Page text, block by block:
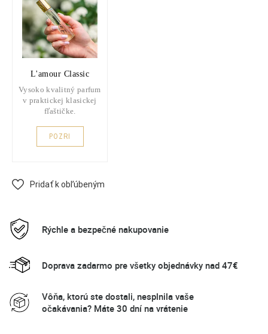
L'amour Classic
Vysoko kvalitný parfum
v praktickej klasickej
fľaštičke.
POZRI
Pridať k obľúbeným
Rýchle a bezpečné nakupovanie
Doprava zadarmo pre všetky objednávky nad 47€
Vôňa, ktorú ste dostali, nesplnila vaše
očakávania? Máte 30 dní na vrátenie